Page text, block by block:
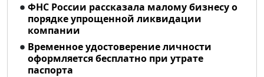
ФНС России рассказала малому бизнесу о
порядке упрощенной ликвидации
компании
Временное удостоверение личности
оформляется бесплатно при утрате
паспорта